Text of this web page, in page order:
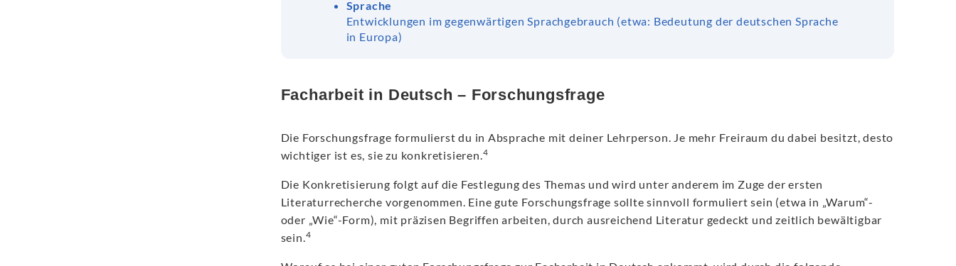
Sprache
Entwicklungen im gegenwärtigen Sprachgebrauch (etwa: Bedeutung der deutschen Sprache
in Europa)
Facharbeit in Deutsch – Forschungsfrage
Die Forschungsfrage formulierst du in Absprache mit deiner Lehrperson. Je mehr Freiraum du dabei besitzt, desto
wichtiger ist es, sie zu konkretisieren.4
Die Konkretisierung folgt auf die Festlegung des Themas und wird unter anderem im Zuge der ersten
Literaturrecherche vorgenommen. Eine gute Forschungsfrage sollte sinnvoll formuliert sein (etwa in „Warum“-
oder „Wie“-Form), mit präzisen Begriffen arbeiten, durch ausreichend Literatur gedeckt und zeitlich bewältigbar
sein.4